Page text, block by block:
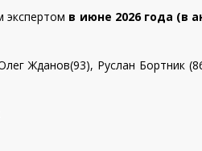
экспертом в июне 2026 года (в
Жданов(93), Руслан Бортник